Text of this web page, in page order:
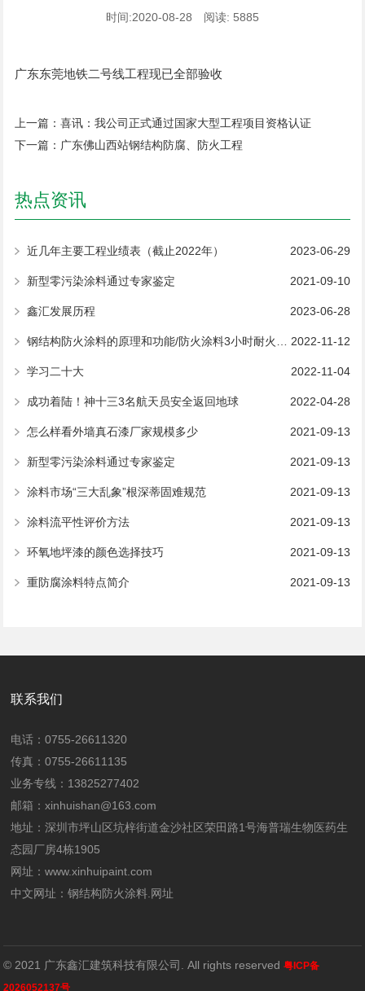
时间:2020-08-28 阅读: 5885
广东东莞地铁二号线工程现已全部验收
上一篇： 喜讯：我公司正式通过国家大型工程项目资格认证
下一篇： 广东佛山西站钢结构防腐、防火工程
热点资讯
2023-06-29
近几年主要工程业绩表（截止2022年）
2021-09-10
新型零污染涂料通过专家鉴定
2023-06-28
鑫汇发展历程
2022-11-12
2022-11-04
学习二十大
2022-04-28
成功着陆！神十三3名航天员安全返回地球
2021-09-13
怎么样看外墙真石漆厂家规模多少
2021-09-13
新型零污染涂料通过专家鉴定
2021-09-13
涂料市场“三大乱象”根深蒂固难规范
2021-09-13
涂料流平性评价方法
2021-09-13
环氧地坪漆的颜色选择技巧
2021-09-13
重防腐涂料特点简介
联系我们
电话：0755-26611320
传真：0755-26611135
业务专线：13825277402
邮箱：xinhuishan@163.com
地址：深圳市坪山区坑梓街道金沙社区荣田路1号海普瑞生物医药生
态园厂房4栋1905
网址：www.xinhuipaint.com
中文网址：钢结构防火涂料.网址
© 2021 广东鑫汇建筑科技有限公司. All rights reserved粤ICP备
2026052137号